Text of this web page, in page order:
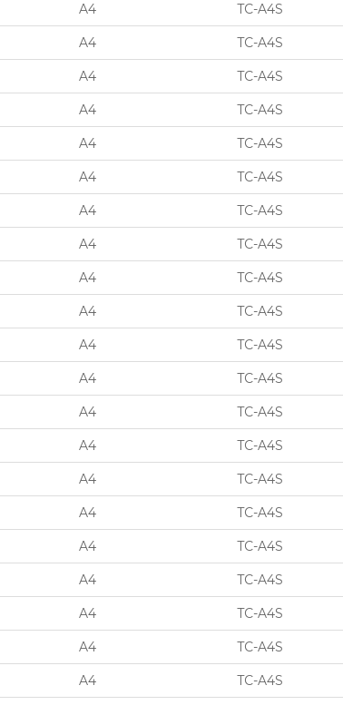
A4 TC-A4S
A4 TC-A4S
A4 TC-A4S
A4 TC-A4S
A4 TC-A4S
A4 TC-A4S
A4 TC-A4S
A4 TC-A4S
A4 TC-A4S
A4 TC-A4S
A4 TC-A4S
A4 TC-A4S
A4 TC-A4S
A4 TC-A4S
A4 TC-A4S
A4 TC-A4S
A4 TC-A4S
A4 TC-A4S
A4 TC-A4S
A4 TC-A4S
A4 TC-A4S